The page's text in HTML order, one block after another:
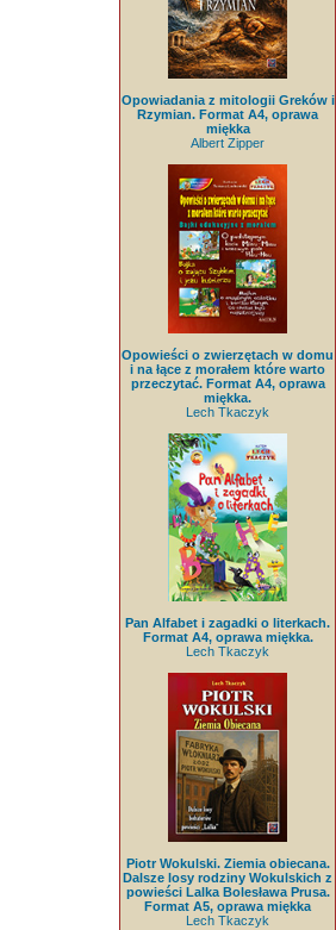
Opowiadania z mitologii Greków i
Rzymian. Format A4, oprawa
miękka
Albert Zipper
Opowieści o zwierzętach w domu
i na łące z morałem które warto
przeczytać. Format A4, oprawa
miękka.
Lech Tkaczyk
Pan Alfabet i zagadki o literkach.
Format A4, oprawa miękka.
Lech Tkaczyk
Piotr Wokulski. Ziemia obiecana.
Dalsze losy rodziny Wokulskich z
powieści Lalka Bolesława Prusa.
Format A5, oprawa miękka
Lech Tkaczyk